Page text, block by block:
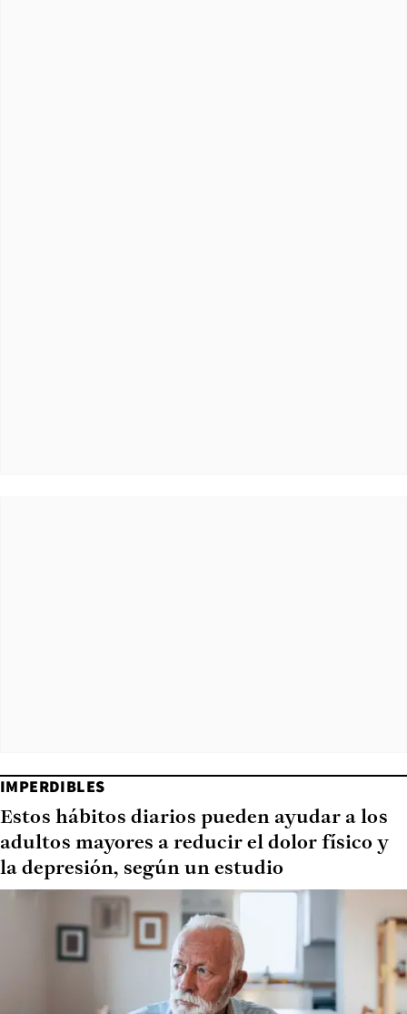
IMPERDIBLES
Estos hábitos diarios pueden ayudar a los
adultos mayores a reducir el dolor físico y
la depresión, según un estudio